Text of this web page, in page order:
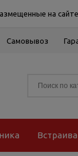
на
Самовывоз